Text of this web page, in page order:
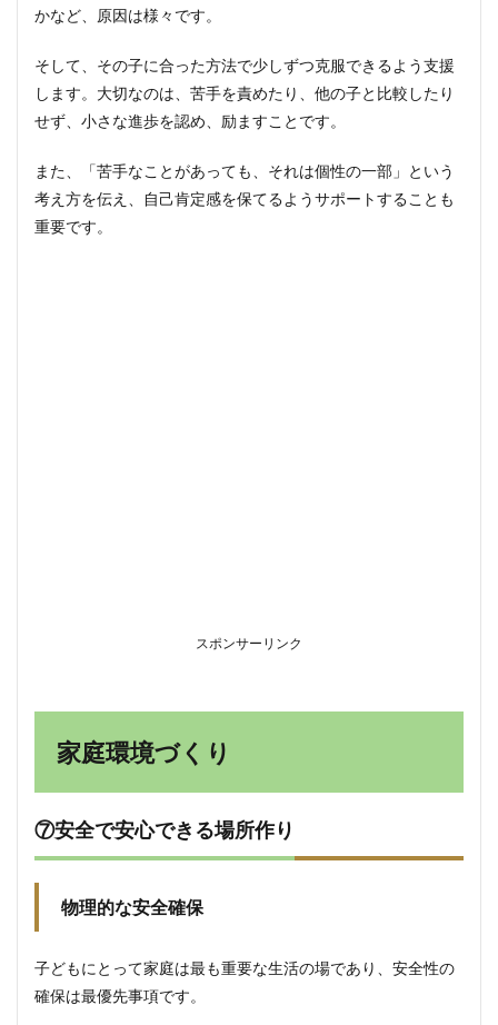
かなど、原因は様々です。
そして、その子に合った方法で少しずつ克服できるよう支援
します。大切なのは、苦手を責めたり、他の子と比較したり
せず、小さな進歩を認め、励ますことです。
また、「苦手なことがあっても、それは個性の一部」という
考え方を伝え、自己肯定感を保てるようサポートすることも
重要です。
スポンサーリンク
家庭環境づくり
⑦安全で安心できる場所作り
物理的な安全確保
子どもにとって家庭は最も重要な生活の場であり、安全性の
確保は最優先事項です。